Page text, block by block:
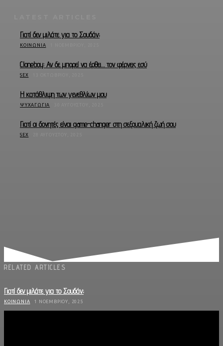
Γιατί δεν μιλάτε για το Σουδάν;
ΚΟΙΝΩΝΊΑ
Cloneboy: Αν δε μπορεί να έρθει… τον φέρνεις εσύ
SEX
Η κατάθλιψη των γενεθλίων μου
ΨΥΧΑΓΩΓΊΑ
Γιατί οι δονητές είναι game-changer στη σεξουαλική ζωή σου
SEX
RELATED ARTICLES
Γιατί δεν μιλάτε για το Σουδάν;
ΚΟΙΝΩΝΊΑ 1 ΝΟΕΜΒΡΊΟΥ, 2025